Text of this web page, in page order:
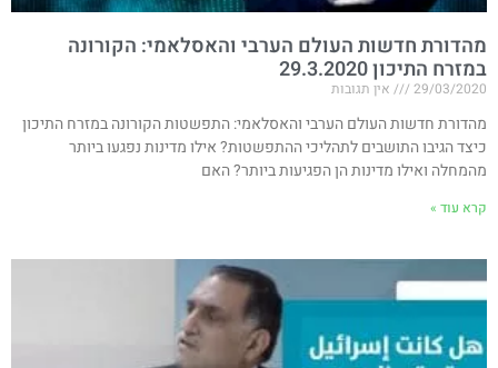
מהדורת חדשות העולם הערבי והאסלאמי: הקורונה
במזרח התיכון 29.3.2020
29/03/2020 אין תגובות
מהדורת חדשות העולם הערבי והאסלאמי: התפשטות הקורונה במזרח התיכון
כיצד הגיבו התושבים לתהליכי ההתפשטות? אילו מדינות נפגעו ביותר
מהמחלה ואילו מדינות הן הפגיעות ביותר? האם
קרא עוד »